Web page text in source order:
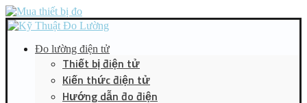
Đo lường điện tử
Thiết bị điện tử
Kiến thức điện tử
Hướng dẫn đo điện